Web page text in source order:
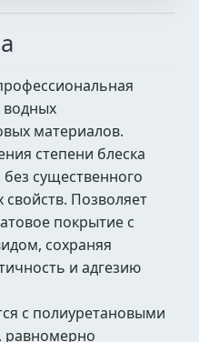
материалов.
степени блеска
существенного
Позволяет
покрытие с
сохраняя
и адгезию
с полиуретановыми
равномерно